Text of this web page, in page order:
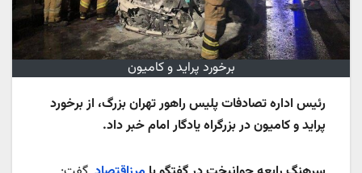
برخورد پراید و کامیون
رئیس اداره تصادفات پلیس راهور تهران بزرگ، از برخورد
پراید و کامیون در بزرگراه یادگار امام خبر داد.